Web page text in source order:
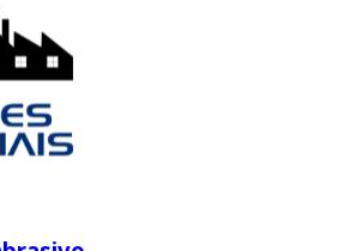
sem falhas.
a importância do
em indústrias que
e resistência,
crítico na manutenção e